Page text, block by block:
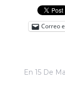
Correo
En 15 De